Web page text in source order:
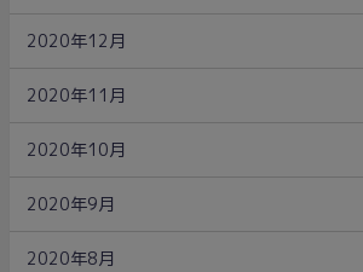
2020年12月
2020年11月
2020年10月
2020年9月
2020年8月